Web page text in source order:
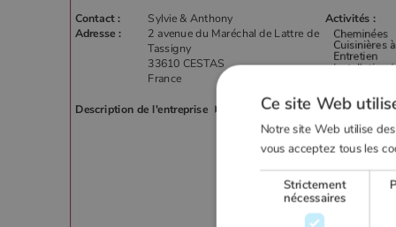
Contact :
Sylvie & Anthony
Adresse :
2 avenue du Maréchal de Lattre de
Tassigny
33610 CESTAS
France
Description de l'entreprise
Activités :
Visiter le site internet
Ce site Web
Notre site Web utilise
vous acceptez tous les
Strictement
nécessaires